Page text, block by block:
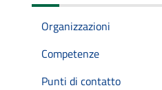
Organizzazioni
Competenze
Punti di contatto